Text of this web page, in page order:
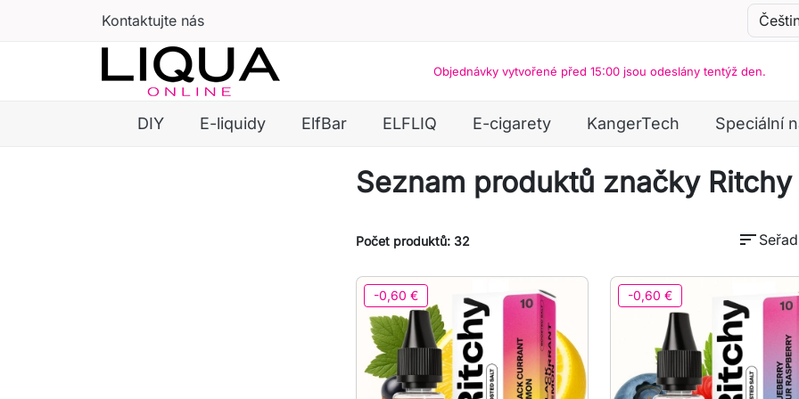
Kontaktujte nás
Objednávky vytvořené před 15:00 jsou odeslány tentýž den.
DIY E-liquidy ElfBar ELFLIQ E-cigarety KangerTech Speciální
Seznam produktů značky Ritchy
Počet produktů: 32 sort
-0,60 € -0,60 €